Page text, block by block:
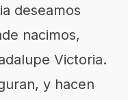
deseamos
nacimos,
Victoria.
y hacen